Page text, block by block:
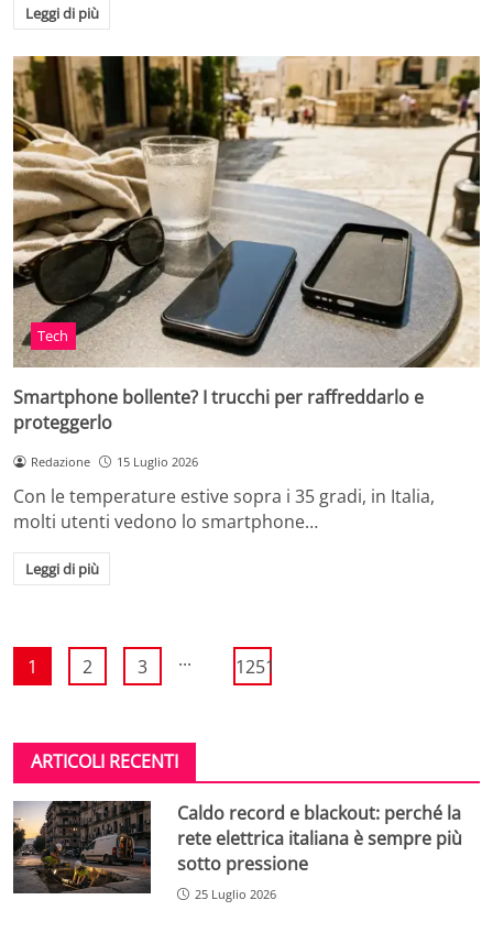
Leggi di più
Tech
Smartphone bollente? I trucchi per raffreddarlo e
proteggerlo
Redazione 15 Luglio 2026
Con le temperature estive sopra i 35 gradi, in Italia,
molti utenti vedono lo smartphone…
Leggi di più
1 2 3 ... 1251
ARTICOLI RECENTI
Caldo record e blackout: perché la
rete elettrica italiana è sempre più
sotto pressione
25 Luglio 2026